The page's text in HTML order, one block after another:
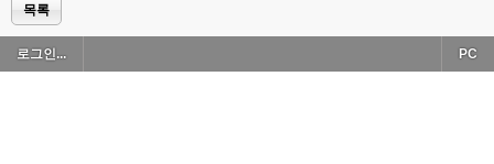
목록
로그인... PC